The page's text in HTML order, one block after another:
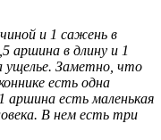
и 1 сажень в
аршина в длину и 1
ущелье. Заметно, что
есть одна
аршина есть маленькая
В нем есть три